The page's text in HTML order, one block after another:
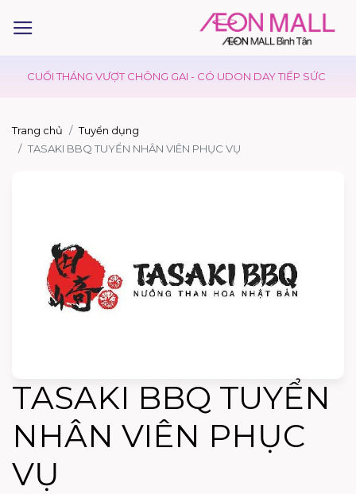
CUỐI THÁNG VƯỢT CHÔNG GAI - CÓ UDON DAY TIẾP SỨC
Trang chủ
Tuyển dụng
TASAKI BBQ TUYỂN NHÂN VIÊN PHỤC VỤ
TASAKI BBQ TUYỂN
NHÂN VIÊN PHỤC
VỤ